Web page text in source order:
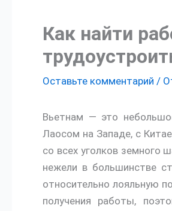
Как найти
Оставьте комментарий /
Вьетнам — это
Лаосом на Западе, с
со всех уголков земного
нежели в большинстве
относительно лояльную
получения работы,